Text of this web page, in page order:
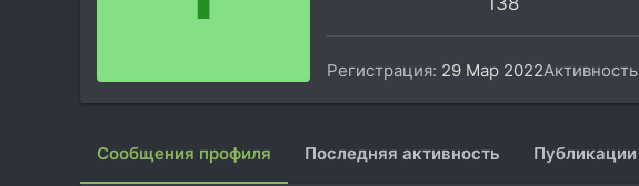
Регистрация 29 Мар 2022Активность
Сообщения профиля Последняя активность Публикации